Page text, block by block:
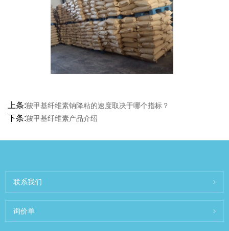
上条:羧甲基纤维素钠降粘的速度取决于哪个指标？
下条:羧甲基纤维素产品介绍
联系我们
询价单